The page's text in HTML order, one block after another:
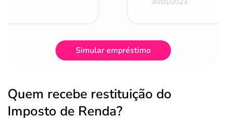
Simular empréstimo
Quem recebe restituição do
Imposto de Renda?